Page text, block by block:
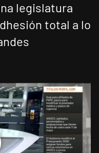
legislatura
total a lo